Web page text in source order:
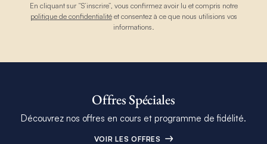
En cliquant sur “S’inscrire”, vous confirmez avoir lu et compris notre
politique de confidentialitéet consentez à ce que nous utilisions vos
informations.
Offres Spéciales
Découvrez nos offres en cours et programme de fidélité.
VOIR LES OFFRES